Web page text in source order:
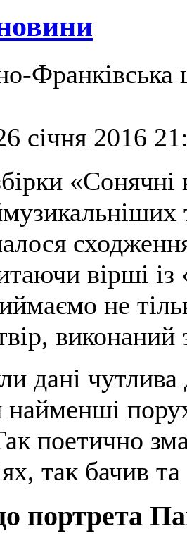
Франківська
січня 2016
«Сонячні
вірші
не
дані
поетично
так бачив
портрета